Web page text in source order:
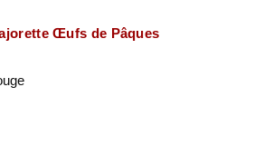
Œufs de Pâques